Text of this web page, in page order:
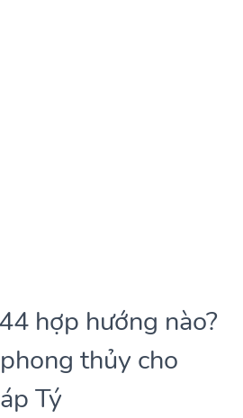
hợp hướng nào?
thủy cho
Tý